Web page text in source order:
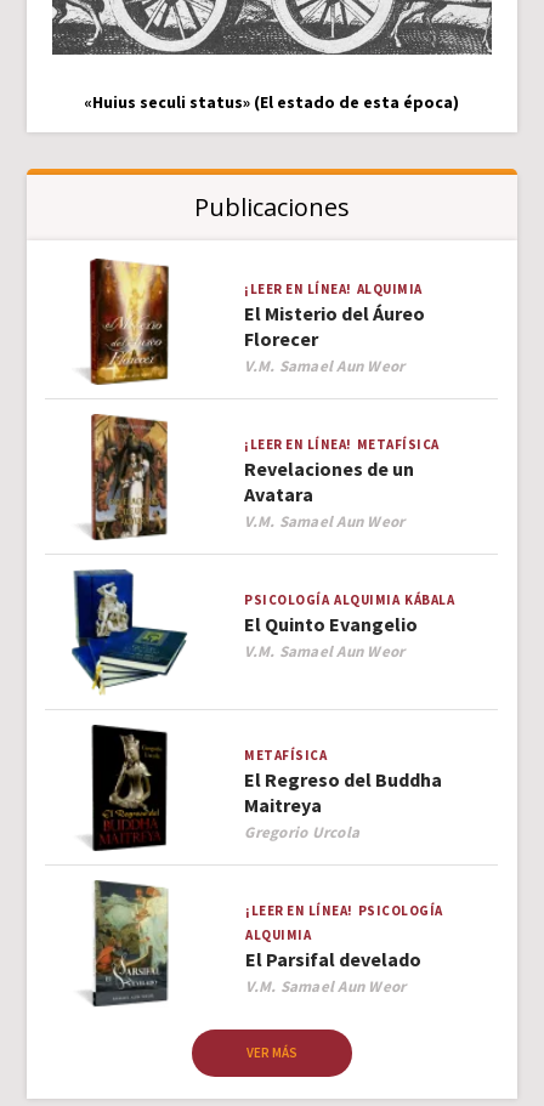
«Huius seculi status» (El estado de esta época)
Publicaciones
¡LEER EN LÍNEA! ALQUIMIA
El Misterio del Áureo
Florecer
Author
V.M. Samael Aun Weor
¡LEER EN LÍNEA! METAFÍSICA
Revelaciones de un
Avatara
Author
V.M. Samael Aun Weor
PSICOLOGÍA ALQUIMIA KÁBALA
El Quinto Evangelio
Author
V.M. Samael Aun Weor
METAFÍSICA
El Regreso del Buddha
Maitreya
Author
Gregorio Urcola
¡LEER EN LÍNEA! PSICOLOGÍA
ALQUIMIA
El Parsifal develado
Author
V.M. Samael Aun Weor
VER MÁS